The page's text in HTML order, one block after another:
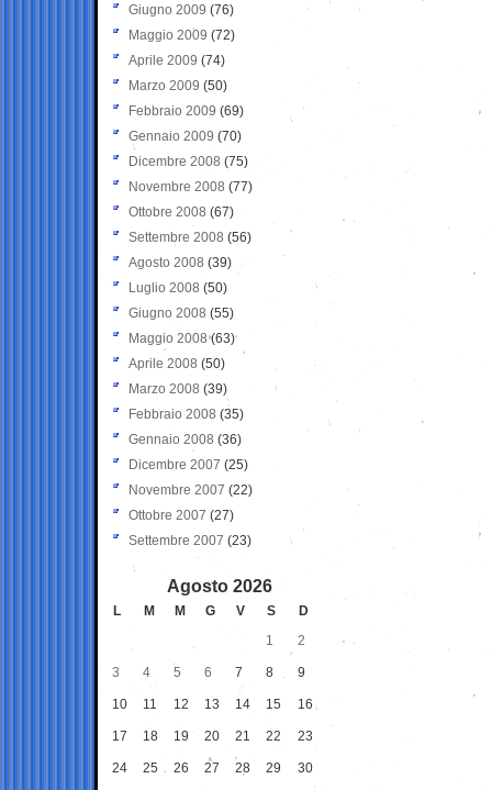
Giugno 2009 (76)
Maggio 2009 (72)
Aprile 2009 (74)
Marzo 2009 (50)
Febbraio 2009 (69)
Gennaio 2009 (70)
Dicembre 2008 (75)
Novembre 2008 (77)
Ottobre 2008 (67)
Settembre 2008 (56)
Agosto 2008 (39)
Luglio 2008 (50)
Giugno 2008 (55)
Maggio 2008(63)
Aprile 2008 (50)
Marzo 2008 (39)
Febbraio 2008 (35)
Gennaio 2008 (36)
Dicembre 2007 (25)
Novembre 2007 (22)
Ottobre 2007 (27)
Settembre 2007 (23)
Agosto 2026
L M M G V S
D
1
2
3 4 5 6 7 8 9
10 11 12 13 14 15 16
17 18 19 20 21 22 23
24 25 26 27 28 29 30